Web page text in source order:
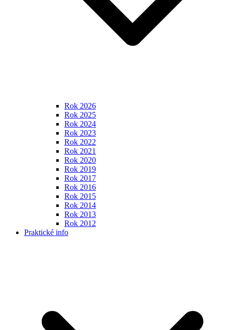
Rok 2026
Rok 2025
Rok 2024
Rok 2023
Rok 2022
Rok 2021
Rok 2020
Rok 2019
Rok 2017
Rok 2016
Rok 2015
Rok 2014
Rok 2013
Rok 2012
Praktické info